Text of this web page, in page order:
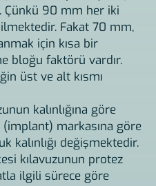
90 mm her iki
Fakat 70 mm,
için kısa bir
bloğu faktörü vardır.
üst ve alt kısmı
kalınlığına göre
markasına göre
kalınlığı değişmektedir.
kılavuzunun protez
ilgili sürece göre